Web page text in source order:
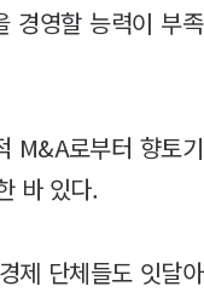
경영할 능력이 부족
M&A로부터 향토기
바 있다.
제 단체들도 잇달아